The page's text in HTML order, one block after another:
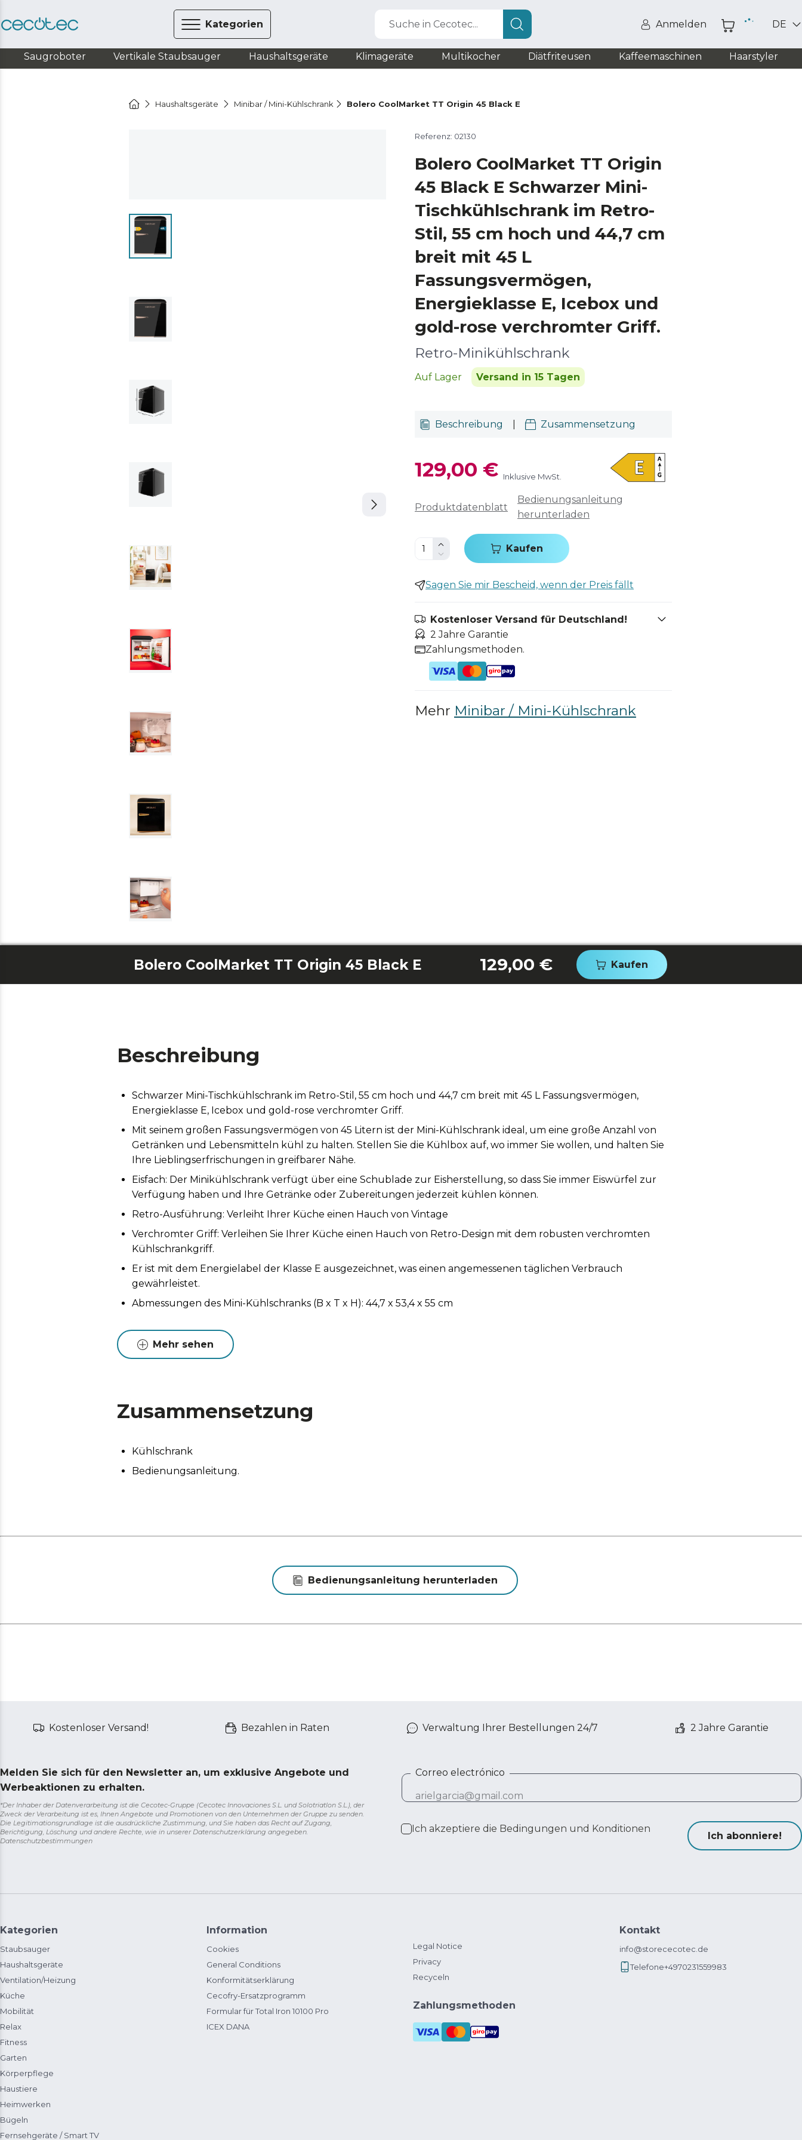
Kategorien Suche in Cecotec... Anmelden DE
Saugroboter Vertikale Staubsauger Haushaltsgeräte Klimageräte Multikocher Diätfriteusen Kaffeemaschinen Haarstyler
Haushaltsgeräte Minibar / Mini-Kühlschrank Bolero CoolMarket TT Origin 45 Black E
Referenz: 02130
Bolero CoolMarket TT Origin
45 Black E Schwarzer Mini-
Tischkühlschrank im Retro-
Stil, 55 cm hoch und 44,7 cm
breit mit 45 L
Fassungsvermögen,
Energieklasse E, Icebox und
gold-rose verchromter Griff.
Retro-Minikühlschrank
Auf Lager Versand in 15 Tagen
Beschreibung Zusammensetzung
129,00 € Inklusive MwSt.
Produktdatenblatt
Bedienungsanleitung
herunterladen
Kaufen
Sagen Sie mir Bescheid, wenn der Preis fällt
Kostenloser Versand für Deutschland!
2 Jahre Garantie
Zahlungsmethoden.
Mehr Minibar / Mini-Kühlschrank
Bolero CoolMarket TT Origin 45 Black E 129,00 € Kaufen
Beschreibung
Schwarzer Mini-Tischkühlschrank im Retro-Stil, 55 cm hoch und 44,7 cm breit mit 45 L Fassungsvermögen,
Energieklasse E, Icebox und gold-rose verchromter Griff.
Mit seinem großen Fassungsvermögen von 45 Litern ist der Mini-Kühlschrank ideal, um eine große Anzahl von
Getränken und Lebensmitteln kühl zu halten. Stellen Sie die Kühlbox auf, wo immer Sie wollen, und halten Sie
Ihre Lieblingserfrischungen in greifbarer Nähe.
Eisfach: Der Minikühlschrank verfügt über eine Schublade zur Eisherstellung, so dass Sie immer Eiswürfel zur
Verfügung haben und Ihre Getränke oder Zubereitungen jederzeit kühlen können.
Retro-Ausführung: Verleiht Ihrer Küche einen Hauch von Vintage
Verchromter Griff: Verleihen Sie Ihrer Küche einen Hauch von Retro-Design mit dem robusten verchromten
Kühlschrankgriff.
Er ist mit dem Energielabel der Klasse E ausgezeichnet, was einen angemessenen täglichen Verbrauch
gewährleistet.
Abmessungen des Mini-Kühlschranks (B x T x H): 44,7 x 53,4 x 55 cm
Mehr sehen
Zusammensetzung
Kühlschrank
Bedienungsanleitung.
Bedienungsanleitung herunterladen
Kostenloser Versand! Bezahlen in Raten Verwaltung Ihrer Bestellungen 24/7 2 Jahre Garantie
Melden Sie sich für den Newsletter an, um exklusive Angebote und
Werbeaktionen zu erhalten.
*Der Inhaber der Datenverarbeitung ist die Cecotec-Gruppe (Cecotec Innovaciones S.L. und Solotriatlon S.L.), der
Zweck der Verarbeitung ist es, Ihnen Angebote und Promotionen von den Unternehmen der Gruppe zu senden.
Die Legitimationsgrundlage ist die ausdrückliche Zustimmung, und Sie haben das Recht auf Zugang,
Berichtigung, Löschung und andere Rechte, wie in unserer Datenschutzerklärung angegeben.
Datenschutzbestimmungen
Correo electrónico
Ich akzeptiere die Bedingungen und Konditionen
Ich abonniere!
Kategorien
Staubsauger
Haushaltsgeräte
Ventilation/Heizung
Küche
Mobilität
Relax
Fitness
Garten
Körperpflege
Haustiere
Heimwerken
Bügeln
Fernsehgeräte / Smart TV
Information
Cookies
General Conditions
Konformitätserklärung
Cecofry-Ersatzprogramm
Formular für Total Iron 10100 Pro
ICEX DANA
Legal Notice
Privacy
Recyceln
Zahlungsmethoden
Kontakt
info@storececotec.de
Telefone+4970231559983